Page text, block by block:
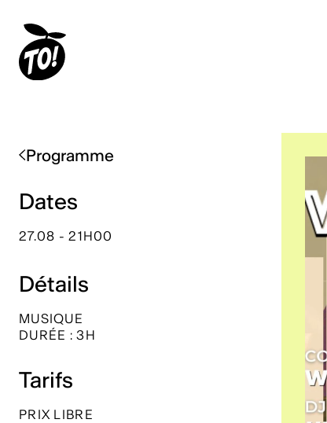
Programme
Dates
27.08 - 21H00
Détails
MUSIQUE
DURÉE : 3H
Tarifs
PRIX LIBRE